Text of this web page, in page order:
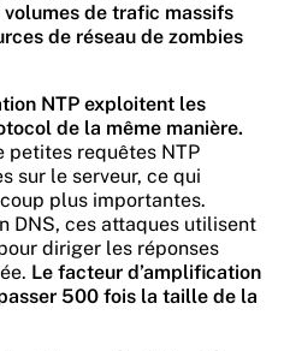
volumes de trafic massifs
de réseau de zombies
NTP exploitent les
de la même manière.
petites requêtes NTP
sur le serveur, ce qui
plus importantes.
DNS, ces attaques utilisent
diriger les réponses
Le facteur d’amplification
500 fois la taille de la